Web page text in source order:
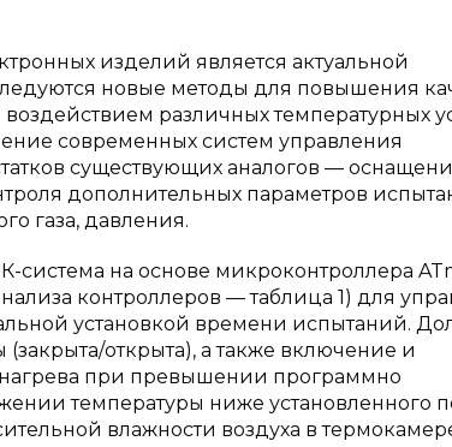
изделий является актуальной
новые методы для повышения
различных температурных
современных систем управления
существующих аналогов —
дополнительных параметров
газа, давления.
система на основе микроконтроллера
контроллеров — таблица 1) для
установкой времени испытаний.
открыта), а также включение и
при превышении программно
температуры ниже установленного
влажности воздуха в